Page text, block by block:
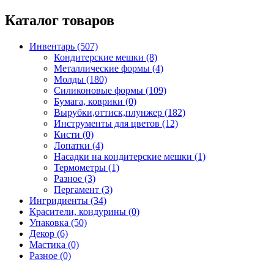
Каталог товаров
Инвентарь (507)
Кондитерские мешки (8)
Металлические формы (4)
Молды (180)
Силиконовые формы (109)
Бумага, коврики (0)
Вырубки,оттиск,плунжер (182)
Инструменты для цветов (12)
Кисти (0)
Лопатки (4)
Насадки на кондитерские мешки (1)
Термометры (1)
Разное (3)
Пергамент (3)
Ингридиенты (34)
Красители, кондурины (0)
Упаковка (50)
Декор (6)
Мастика (0)
Разное (0)